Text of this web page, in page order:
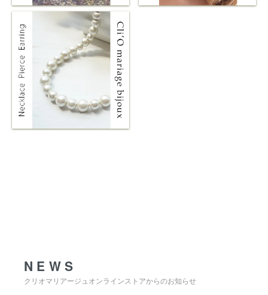
NEWS
クリオマリアージュオンラインストアからのお知らせ